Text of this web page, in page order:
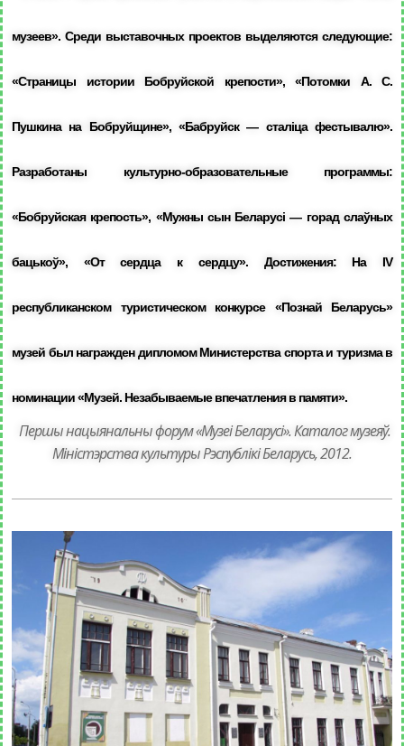
музеев». Среди выставочных проектов выделяются следующие:
«Страницы истории Бобруйской крепости», «Потомки А. С.
Пушкина на Бобруйщине», «Бабруйск — сталіца фестывалю».
Разработаны культурно-образовательные программы:
«Бобруйская крепость», «Мужны сын Беларусі — горад слаўных
бацькоў», «От сердца к сердцу». Достижения: На IV
республиканском туристическом конкурсе «Познай Беларусь»
музей был награжден дипломом Министерства спорта и туризма в
номинации «Музей. Незабываемые впечатления в памяти».
Першы нацыянальны форум «Музеі Беларусі». Каталог музеяў.
Міністэрства культуры Рэспублікі Беларусь, 2012.